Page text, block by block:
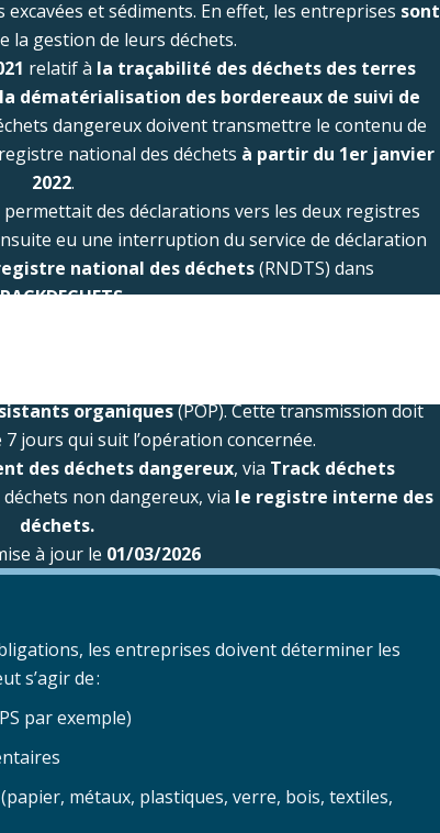
et sédiments. En effet, les entreprises sont
la gestion de leurs déchets.
relatif à la traçabilité des déchets des terres
la dématérialisation des bordereaux de suivi de
dangereux doivent transmettre le contenu de
national des déchets à partir du 1er janvier
2022.
permettait des déclarations vers les deux registres
eu une interruption du service de déclaration
national des déchets(RNDTS) dans
organiques(POP). Cette transmission doit
jours qui suit l’opération concernée.
des déchets dangereux, via Track déchets
non dangereux, via le registre interne des
déchets.
à jour le 01/03/2026
les entreprises doivent déterminer les
s’agir de :
par exemple)
métaux, plastiques, verre, bois, textiles,